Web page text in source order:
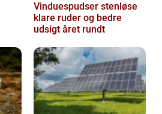
Vinduespudser stenløse
klare ruder og bedre
udsigt året rundt